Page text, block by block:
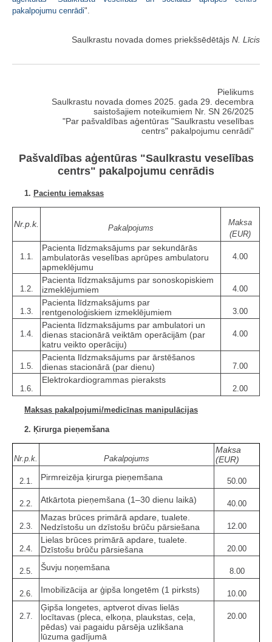
pakalpojumu cenrādi".
Saulkrastu novada domes priekšsēdētājs N. Līcis
Pielikums
Saulkrastu novada domes 2025. gada 29. decembra
saistošajiem noteikumiem Nr. SN 26/2025
"Par pašvaldības aģentūras "Saulkrastu veselības
centrs" pakalpojumu cenrādi"
Pašvaldības aģentūras "Saulkrastu veselības
centrs" pakalpojumu cenrādis
1. Pacientu iemaksas
Nr.p.k. Pakalpojums
Maksa
(EUR)
1.1.
Pacienta līdzmaksājums par sekundārās
ambulatorās veselības aprūpes ambulatoru
apmeklējumu
4.00
1.2.
Pacienta līdzmaksājums par sonoskopiskiem
izmeklējumiem
4.00
1.3.
Pacienta līdzmaksājums par
rentgenoloģiskiem izmeklējumiem
3.00
1.4.
Pacienta līdzmaksājums par ambulatori un
dienas stacionārā veiktām operācijām (par
katru veikto operāciju)
4.00
1.5.
Pacienta līdzmaksājums par ārstēšanos
dienas stacionārā (par dienu)
7.00
1.6.
Elektrokardiogrammas pieraksts
2.00
Maksas pakalpojumi/medicīnas manipulācijas
2. Ķirurga pieņemšana
Nr.p.k. Pakalpojums
Maksa
(EUR)
2.1. Pirmreizēja ķirurga pieņemšana 50.00
2.2. Atkārtota pieņemšana (1–30 dienu laikā) 40.00
2.3.
Mazas brūces primārā apdare, tualete.
Nedzīstošu un dzīstošu brūču pārsiešana
12.00
2.4.
Lielas brūces primārā apdare, tualete.
Dzīstošu brūču pārsiešana
20.00
2.5. Šuvju noņemšana 8.00
2.6. Imobilizācija ar ģipša longetēm (1 pirksts) 10.00
2.7.
Ģipša longetes, aptverot divas lielās
locītavas (pleca, elkoņa, plaukstas, ceļa,
pēdas) vai pagaidu pārsēja uzlikšana
lūzuma gadījumā
20.00